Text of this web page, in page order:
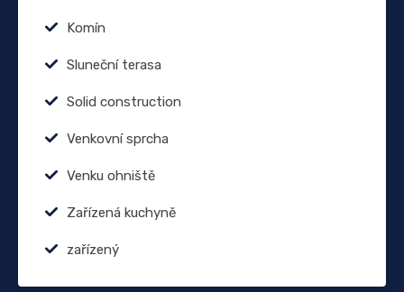
Komín
Sluneční terasa
Solid construction
Venkovní sprcha
Venku ohniště
Zařízená kuchyně
zařízený